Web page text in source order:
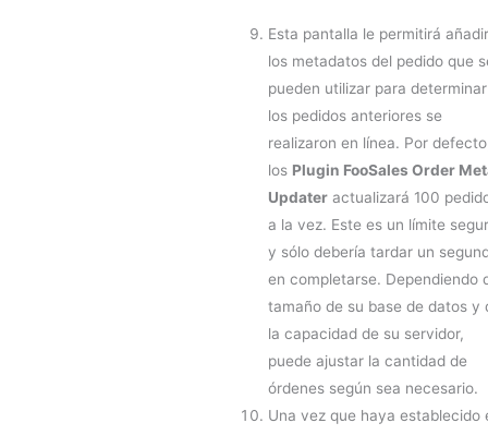
Esta pantalla le permitirá
los metadatos del pedido que
pueden utilizar para
los pedidos anteriores se
realizaron en línea. Por
los Plugin FooSales Order
Updater actualizará 100
a la vez. Este es un límite
y sólo debería tardar un
en completarse. Dependiendo
tamaño de su base de datos y
la capacidad de su servidor,
puede ajustar la cantidad de
órdenes según sea necesario.
Una vez que haya establecido